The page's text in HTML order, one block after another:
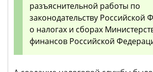
разъяснительной работы по
законодательству Российской
о налогах и сборах
финансов Российской